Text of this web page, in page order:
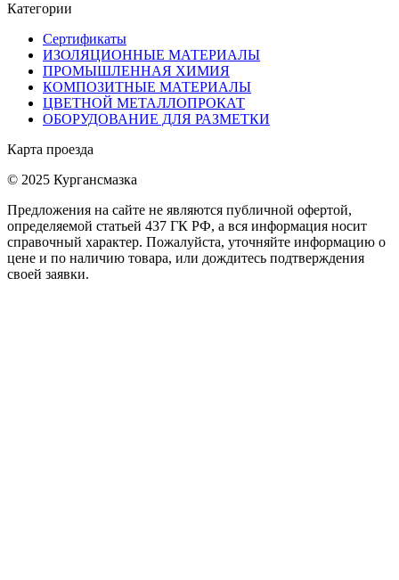
Категории
Сертификаты
ИЗОЛЯЦИОННЫЕ МАТЕРИАЛЫ
ПРОМЫШЛЕННАЯ ХИМИЯ
КОМПОЗИТНЫЕ МАТЕРИАЛЫ
ЦВЕТНОЙ МЕТАЛЛОПРОКАТ
ОБОРУДОВАНИЕ ДЛЯ РАЗМЕТКИ
Карта проезда
© 2025 Кургансмазка
Предложения на сайте не являются публичной офертой,
определяемой статьей 437 ГК РФ, а вся информация носит
справочный характер. Пожалуйста, уточняйте информацию о
цене и по наличию товара, или дождитесь подтверждения
своей заявки.